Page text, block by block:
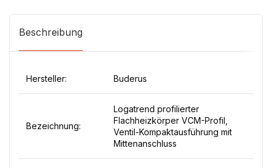
Beschreibung
Hersteller: Buderus
Bezeichnung:
Logatrend profilierter
Flachheizkörper VCM-Profil,
Ventil-Kompaktausführung mit
Mittenanschluss